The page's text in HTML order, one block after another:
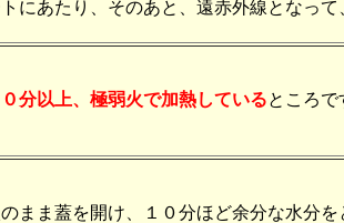
あたり、そのあと、遠赤外線となって
０分以上、極弱火で加熱しているところで
ま蓋を開け、１０分ほど余分な水分を